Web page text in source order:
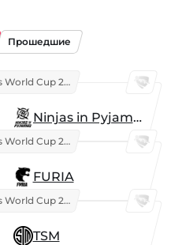
Прошедшие
Esports World Cup 2026
Ninjas in Pyjamas
Esports World Cup 2026
FURIA
Esports World Cup 2026
TSM